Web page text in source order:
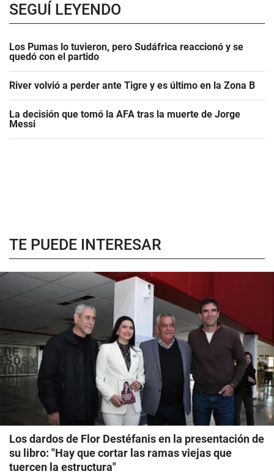
SEGUÍ LEYENDO
Los Pumas lo tuvieron, pero Sudáfrica reaccionó y se
quedó con el partido
River volvió a perder ante Tigre y es último en la Zona B
La decisión que tomó la AFA tras la muerte de Jorge
Messi
TE PUEDE INTERESAR
Los dardos de Flor Destéfanis en la presentación de
su libro: "Hay que cortar las ramas viejas que
tuercen la estructura"